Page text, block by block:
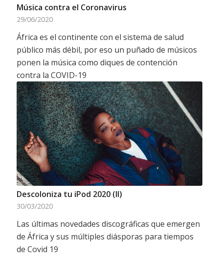
Música contra el Coronavirus
29/06/2020
África es el continente con el sistema de salud
público más débil, por eso un puñado de músicos
ponen la música como diques de contención
contra la COVID-19
Descoloniza tu iPod 2020 (II)
30/03/2020
Las últimas novedades discográficas que emergen
de África y sus múltiples diásporas para tiempos
de Covid 19